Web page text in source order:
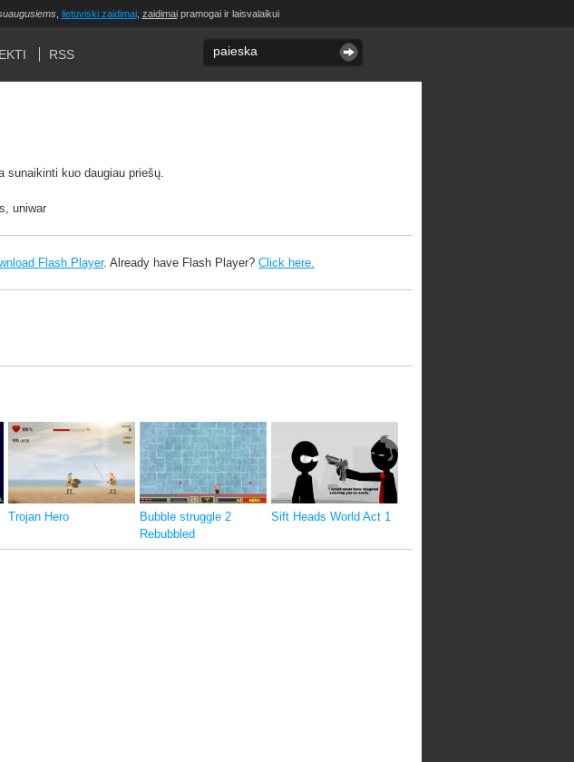
, lietuviski zaidimai, zaidimaipramogai ir laisvalaikui
RSS
sunaikinti kuo daugiau priešų.
uniwar
Flash Player. Already have Flash Player? Click here.
Trojan Hero
Bubble struggle 2
Rebubbled
Sift Heads World Act 1